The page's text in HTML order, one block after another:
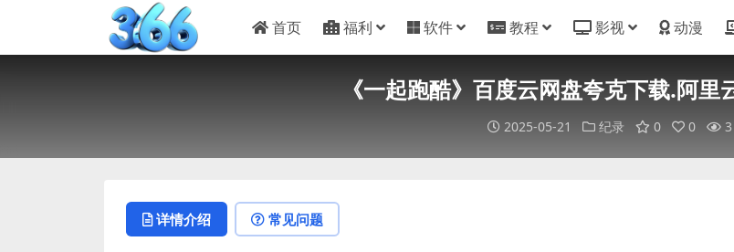
首页 福利 软件 教程 影视 动漫
《一起跑酷》百度云网盘夸克下载.阿
2025-05-21 纪录 0 0 3
详情介绍 常见问题